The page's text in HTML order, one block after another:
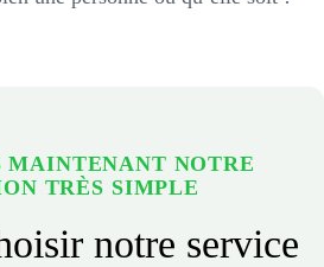
MAINTENANT NOTRE
TRÈS SIMPLE
notre service